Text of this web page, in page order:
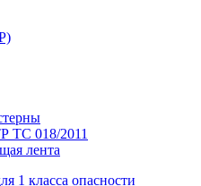
ТС 018/2011
лента